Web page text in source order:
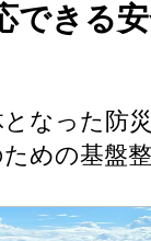
できる
となった防
めの基盤